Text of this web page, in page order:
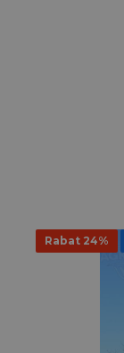
Rabat 24%